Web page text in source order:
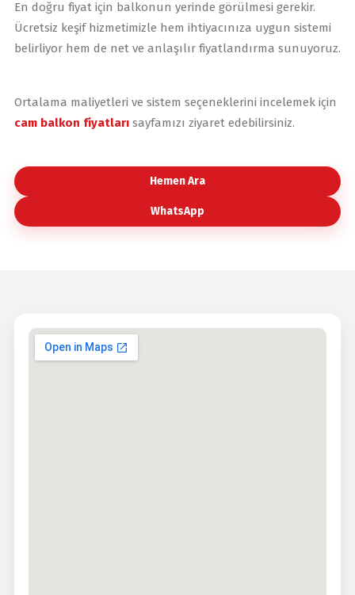
En doğru fiyat için balkonun yerinde görülmesi gerekir.
Ücretsiz keşif hizmetimizle hem ihtiyacınıza uygun sistemi
belirliyor hem de net ve anlaşılır fiyatlandırma sunuyoruz.
Ortalama maliyetleri ve sistem seçeneklerini incelemek için
cam balkon fiyatları sayfamızı ziyaret edebilirsiniz.
Hemen Ara
WhatsApp